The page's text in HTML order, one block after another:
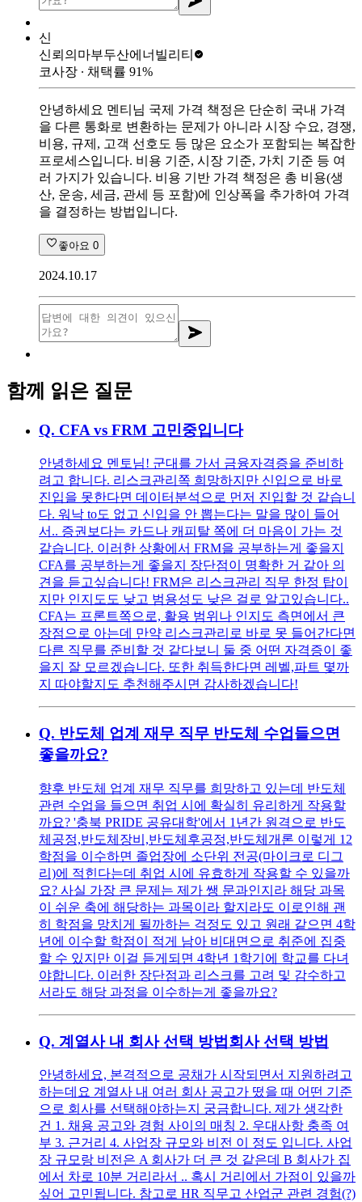
신
신뢰의마부두산에너빌리티
코사장 ∙ 채택률 91%
안녕하세요 멘티님 국제 가격 책정은 단순히 국내 가격
을 다른 통화로 변환하는 문제가 아니라 시장 수요, 경쟁,
비용, 규제, 고객 선호도 등 많은 요소가 포함되는 복잡한
프로세스입니다. 비용 기준, 시장 기준, 가치 기준 등 여
러 가지가 있습니다. 비용 기반 가격 책정은 총 비용(생
산, 운송, 세금, 관세 등 포함)에 인상폭을 추가하여 가격
을 결정하는 방법입니다.
좋아요 0
2024.10.17
함께 읽은 질문
Q. CFA vs FRM 고민중입니다
안녕하세요 멘토님! 군대를 가서 금융자격증을 준비하
려고 합니다. 리스크관리쪽 희망하지만 신입으로 바로
진입을 못한다면 데이터분석으로 먼저 진입할 것 같습니
다. 워낙 to도 없고 신입을 안 뽑는다는 말을 많이 들어
서.. 증권보다는 카드나 캐피탈 쪽에 더 마음이 가는 것
같습니다. 이러한 상황에서 FRM을 공부하는게 좋을지
CFA를 공부하는게 좋을지 장단점이 명확한 거 같아 의
견을 듣고싶습니다! FRM은 리스크관리 직무 한정 탑이
지만 인지도도 낮고 범용성도 낮은 걸로 알고있습니다..
CFA는 프론트쪽으로, 활용 범위나 인지도 측면에서 큰
장점으로 아는데 만약 리스크관리로 바로 못 들어간다면
다른 직무를 준비할 것 같다보니 둘 중 어떤 자격증이 좋
을지 잘 모르겠습니다. 또한 취득한다면 레벨,파트 몇까
지 따야할지도 추천해주시면 감사하겠습니다!
Q. 반도체 업계 재무 직무 반도체 수업들으면
좋을까요?
향후 반도체 업계 재무 직무를 희망하고 있는데 반도체
관련 수업을 들으면 취업 시에 확실히 유리하게 작용할
까요? '충북 PRIDE 공유대학'에서 1년간 원격으로 반도
체공정,반도체장비,반도체후공정,반도체개론 이렇게 12
학점을 이수하면 졸업장에 소단위 전공(마이크로 디그
리)에 적힌다는데 취업 시에 유효하게 작용할 수 있을까
요? 사실 가장 큰 문제는 제가 쌩 문과인지라 해당 과목
이 쉬운 축에 해당하는 과목이라 할지라도 이로인해 괜
히 학점을 망치게 될까하는 걱정도 있고 원래 같으면 4학
년에 이수할 학점이 적게 남아 비대면으로 취준에 집중
할 수 있지만 이걸 듣게되면 4학년 1학기에 학교를 다녀
야합니다. 이러한 장단점과 리스크를 고려 및 감수하고
서라도 해당 과정을 이수하는게 좋을까요?
Q. 계열사 내 회사 선택 방법회사 선택 방법
안녕하세요, 본격적으로 공채가 시작되면서 지원하려고
하는데요 계열사 내 여러 회사 공고가 떴을 때 어떤 기준
으로 회사를 선택해야하는지 궁금합니다. 제가 생각한
건 1. 채용 공고와 경험 사이의 매칭 2. 우대사항 충족 여
부 3. 근거리 4. 사업장 규모와 비전 이 정도 입니다. 사업
장 규모랑 비전은 A 회사가 더 큰 것 같은데 B 회사가 집
에서 차로 10분 거리라서 .. 혹시 거리에서 가점이 있을까
싶어 고민됩니다. 참고로 HR 직무고 산업군 관련 경험(?)